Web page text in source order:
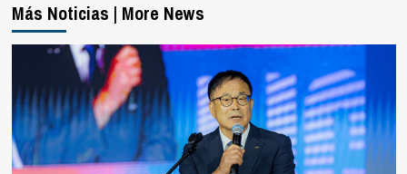
Más Noticias | More News